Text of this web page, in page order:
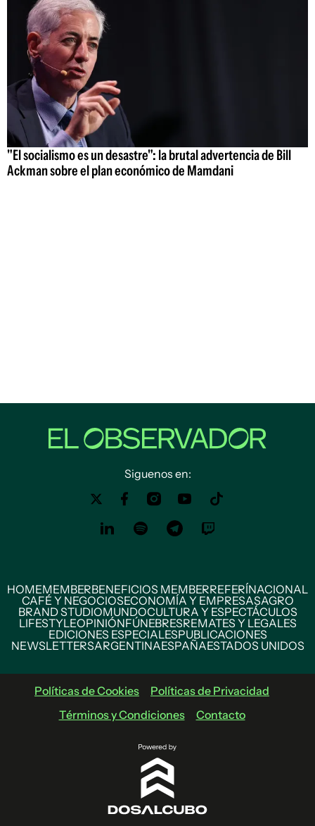
"El socialismo es un desastre": la brutal advertencia de Bill
Ackman sobre el plan económico de Mamdani
Siguenos en:
HOMEMEMBERBENEFICIOS MEMBERREFERÍNACIONAL
CAFÉ Y NEGOCIOSECONOMÍA Y EMPRESASAGRO
BRAND STUDIOMUNDOCULTURA Y ESPECTÁCULOS
LIFESTYLEOPINIÓNFÚNEBRESREMATES Y LEGALES
EDICIONES ESPECIALESPUBLICACIONES
NEWSLETTERSARGENTINAESPAÑAESTADOS UNIDOS
Políticas de Cookies
Políticas de Privacidad
Términos y Condiciones
Contacto